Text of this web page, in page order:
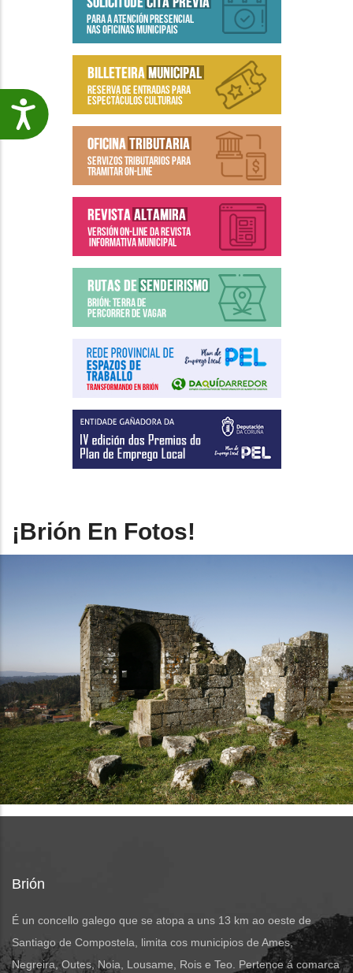
Accesibilidade
¡Brión En Fotos!
Brión
É un concello galego que se atopa a uns 13 km ao oeste de
Santiago de Compostela, limita cos municipios de Ames,
Negreira, Outes, Noia, Lousame, Rois e Teo. Pertence á comarca